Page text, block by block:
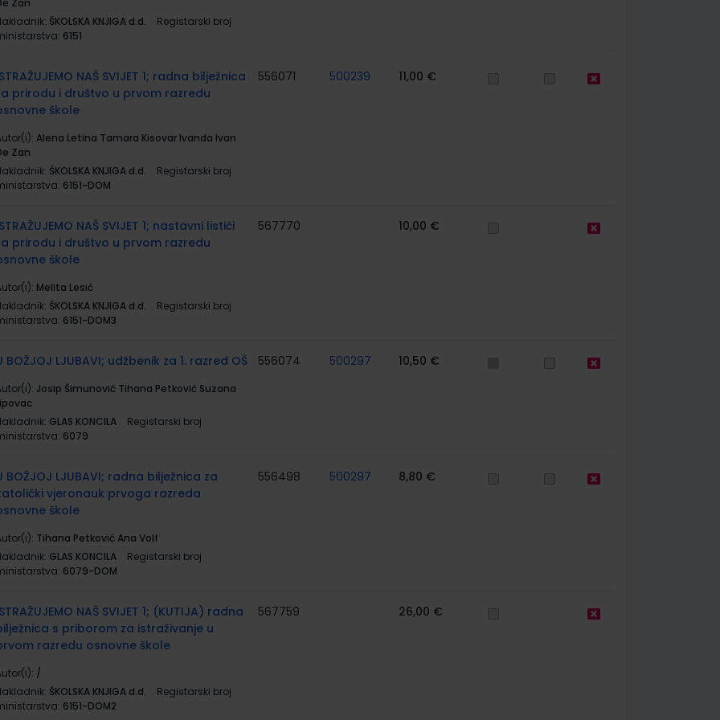
Zan
ŠKOLSKA KNJIGA d.d.
Registarski broj
6151
NAŠ SVIJET 1; radna bilježnica
prirodu i društvo u prvom razredu
škole
Alena Letina Tamara Kisovar Ivanda Ivan
Zan
ŠKOLSKA KNJIGA d.d.
Registarski broj
6151-DOM
556071 500239 11,00 €
NAŠ SVIJET 1; nastavni listići
prirodu i društvo u prvom razredu
škole
Melita Lesić
ŠKOLSKA KNJIGA d.d.
Registarski broj
6151-DOM3
567770 10,00 €
BOŽJOJ LJUBAVI; udžbenik za 1. razred OŠ
Josip Šimunović Tihana Petković Suzana
GLAS KONCILA
Registarski broj
6079
556074 500297 10,50 €
BOŽJOJ LJUBAVI; radna bilježnica za
vjeronauk prvoga razreda
škole
Tihana Petković Ana Volf
GLAS KONCILA
Registarski broj
6079-DOM
556498 500297 8,80 €
NAŠ SVIJET 1; (KUTIJA) radna
s priborom za istraživanje u
razredu osnovne škole
/
ŠKOLSKA KNJIGA d.d.
Registarski broj
6151-DOM2
567759 26,00 €